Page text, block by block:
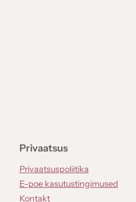
Privaatsus
Privaatsuspoliitika
E-poe kasutustingimused
Kontakt